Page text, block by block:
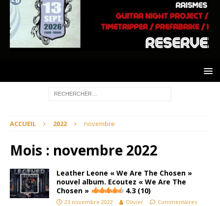
ACCUEIL 2022 novembre
Mois : novembre 2022
Leather Leone « We Are The Chosen »
nouvel album. Ecoutez « We Are The
Chosen »
4.3 (10)
23 novembre 2022 Olivier
Commentaires